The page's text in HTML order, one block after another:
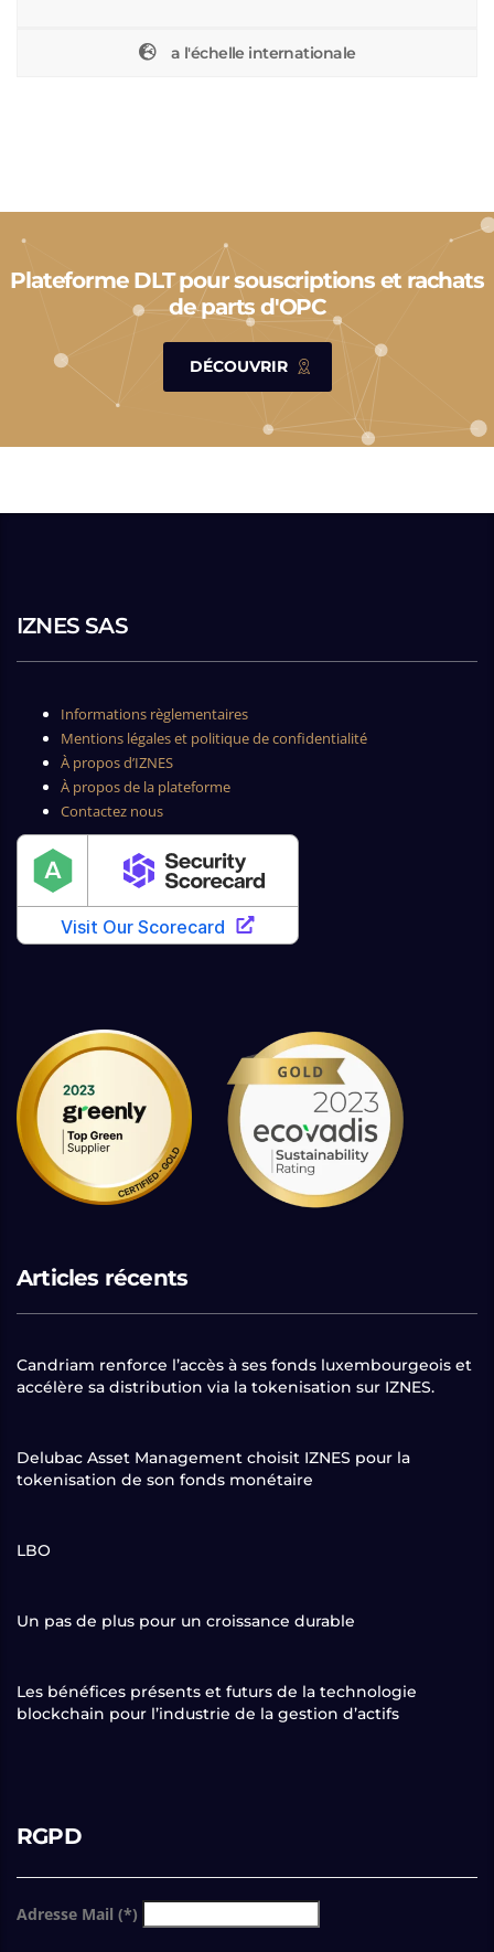
a l'échelle internationale
Plateforme DLT pour souscriptions et rachats
de parts d'OPC
DÉCOUVRIR
IZNES SAS
Informations règlementaires
Mentions légales et politique de confidentialité
À propos d’IZNES
À propos de la plateforme
Contactez nous
Articles récents
Candriam renforce l’accès à ses fonds luxembourgeois et
accélère sa distribution via la tokenisation sur IZNES.
Delubac Asset Management choisit IZNES pour la
tokenisation de son fonds monétaire
LBO
Un pas de plus pour un croissance durable
Les bénéfices présents et futurs de la technologie
blockchain pour l’industrie de la gestion d’actifs
RGPD
Adresse Mail (*)